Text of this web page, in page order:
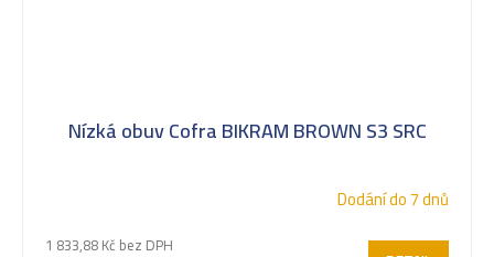
Nízká obuv Cofra BIKRAM BROWN S3 SRC
Dodání do 7 dnů
1 833,88 Kč bez DPH